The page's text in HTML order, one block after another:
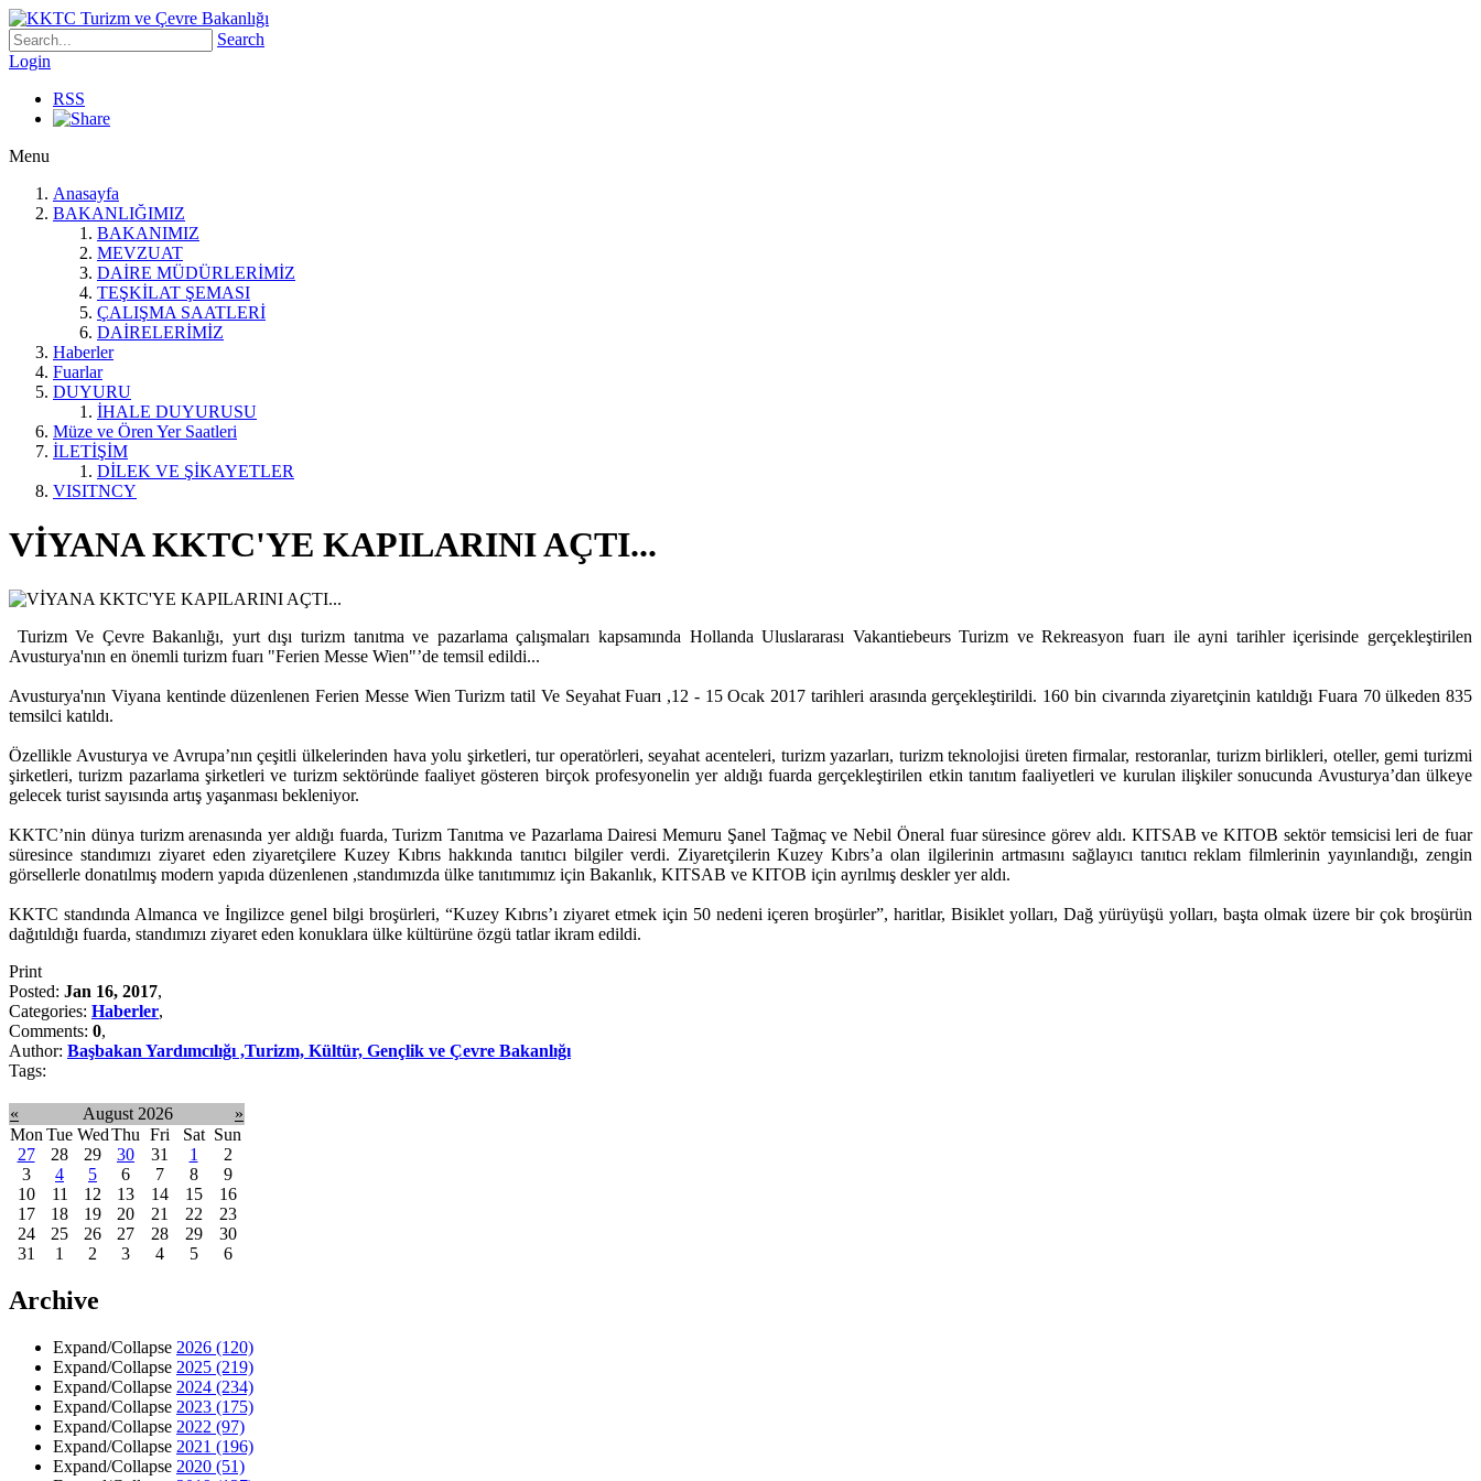
Search
Login
RSS
Menu
Anasayfa
BAKANLIĞIMIZ
BAKANIMIZ
MEVZUAT
DAİRE MÜDÜRLERİMİZ
TEŞKİLAT ŞEMASI
ÇALIŞMA SAATLERİ
DAİRELERİMİZ
Haberler
Fuarlar
DUYURU
İHALE DUYURUSU
Müze ve Ören Yer Saatleri
İLETİŞİM
DİLEK VE ŞİKAYETLER
VISITNCY
VİYANA KKTC'YE KAPILARINI AÇTI...
Turizm Ve Çevre Bakanlığı, yurt dışı turizm tanıtma ve pazarlama çalışmaları kapsamında Hollanda Uluslararası Vakantiebeurs Turizm ve Rekreasyon fuarı ile ayni tarihler içerisinde gerçekleştirilen
Avusturya'nın en önemli turizm fuarı "Ferien Messe Wien"’de temsil edildi...
Avusturya'nın Viyana kentinde düzenlenen Ferien Messe Wien Turizm tatil Ve Seyahat Fuarı ,12 - 15 Ocak 2017 tarihleri arasında gerçekleştirildi. 160 bin civarında ziyaretçinin katıldığı Fuara 70 ülkeden 835
temsilci katıldı.
Özellikle Avusturya ve Avrupa’nın çeşitli ülkelerinden hava yolu şirketleri, tur operatörleri, seyahat acenteleri, turizm yazarları, turizm teknolojisi üreten firmalar, restoranlar, turizm birlikleri, oteller, gemi turizmi
şirketleri, turizm pazarlama şirketleri ve turizm sektöründe faaliyet gösteren birçok profesyonelin yer aldığı fuarda gerçekleştirilen etkin tanıtım faaliyetleri ve kurulan ilişkiler sonucunda Avusturya’dan ülkeye
gelecek turist sayısında artış yaşanması bekleniyor.
KKTC’nin dünya turizm arenasında yer aldığı fuarda, Turizm Tanıtma ve Pazarlama Dairesi Memuru Şanel Tağmaç ve Nebil Öneral fuar süresince görev aldı. KITSAB ve KITOB sektör temsicisi leri de fuar
süresince standımızı ziyaret eden ziyaretçilere Kuzey Kıbrıs hakkında tanıtıcı bilgiler verdi. Ziyaretçilerin Kuzey Kıbrs’a olan ilgilerinin artmasını sağlayıcı tanıtıcı reklam filmlerinin yayınlandığı, zengin
görsellerle donatılmış modern yapıda düzenlenen ,standımızda ülke tanıtımımız için Bakanlık, KITSAB ve KITOB için ayrılmış deskler yer aldı.
KKTC standında Almanca ve İngilizce genel bilgi broşürleri, “Kuzey Kıbrıs’ı ziyaret etmek için 50 nedeni içeren broşürler”, haritlar, Bisiklet yolları, Dağ yürüyüşü yolları, başta olmak üzere bir çok broşürün
dağıtıldığı fuarda, standımızı ziyaret eden konuklara ülke kültürüne özgü tatlar ikram edildi.
Print
Posted: Jan 16, 2017,
Categories: Haberler,
Comments: 0,
Author: Başbakan Yardımcılığı ,Turizm, Kültür, Gençlik ve Çevre Bakanlığı
Tags:
« August 2026
»
Mon Tue WedThu Fri Sat Sun
27
28 29 30 31 1
2
3
4 5 6 7 8
9
10
11 12 13 14 15
16
17
18 19 20 21 22
23
24
25 26 27 28 29
30
31
1 2 3 4 5 6
Archive
Expand/Collapse 2026 (120)
Expand/Collapse 2025 (219)
Expand/Collapse 2024 (234)
Expand/Collapse 2023 (175)
Expand/Collapse 2022 (97)
Expand/Collapse 2021 (196)
Expand/Collapse 2020 (51)